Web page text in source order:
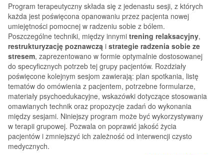
Program terapeutyczny składa się z jedenastu sesji, z których
każda jest poświęcona opanowaniu przez pacjenta nowej
umiejętności pomocnej w radzeniu sobie z bólem.
Poszczególne techniki, między innymi trening relaksacyjny,
restrukturyzację poznawczą i strategie radzenia sobie ze
stresem, zaprezentowano w formie optymalnie dostosowanej
do specyficznych potrzeb tej grupy pacjentów. Rozdziały
poświęcone kolejnym sesjom zawierają: plan spotkania, listę
tematów do omówienia z pacjentem, potrzebne formularze,
materiały psychoedukacyjne, wskazówki dotyczące stosowania
omawianych technik oraz propozycje zadań do wykonania
między sesjami. Niniejszy program może być wykorzystywany
w terapii grupowej. Pozwala on poprawić jakość życia
pacjentów i zmniejszyć ich zależność od interwencji czysto
medycznych.